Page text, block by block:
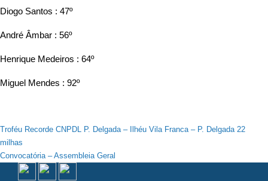
Diogo Santos : 47º
André Âmbar : 56º
Henrique Medeiros : 64º
Miguel Mendes : 92º
Navegação
de
artigos
Troféu Recorde CNPDL P. Delgada – Ilhéu Vila Franca – P. Delgada 22
milhas
Convocatória – Assembleia Geral